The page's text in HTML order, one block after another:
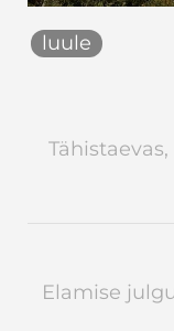
luule
Elamise